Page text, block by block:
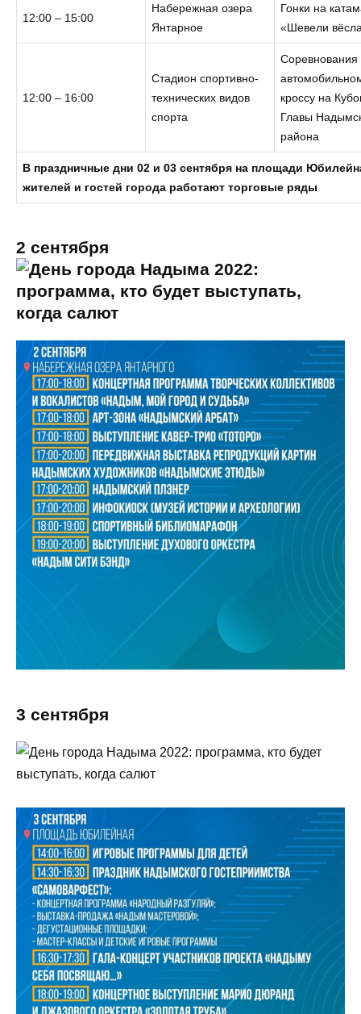
12:00 – 15:00
Набережная озера
Янтарное
Гонки на
«Шевели
12:00 – 16:00
Стадион спортивно-
технических видов
спорта
Соревнования
кроссу на
Главы
района
В праздничные дни 02 и 03 сентября на площади
жителей и гостей города работают торговые ряды
2 сентября
3 сентября